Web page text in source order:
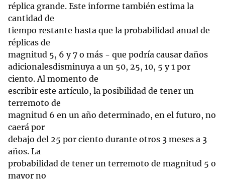
réplica grande. Este informe también estima la
cantidad de
tiempo restante hasta que la probabilidad anual de
réplicas de
magnitud 5, 6 y 7 o más - que podría causar daños
adicionalesdisminuya a un 50, 25, 10, 5 y 1 por
ciento. Al momento de
escribir este artículo, la posibilidad de tener un
terremoto de
magnitud 6 en un año determinado, en el futuro, no
caerá por
debajo del 25 por ciento durante otros 3 meses a 3
años. La
probabilidad de tener un terremoto de magnitud 5 o
mayor no